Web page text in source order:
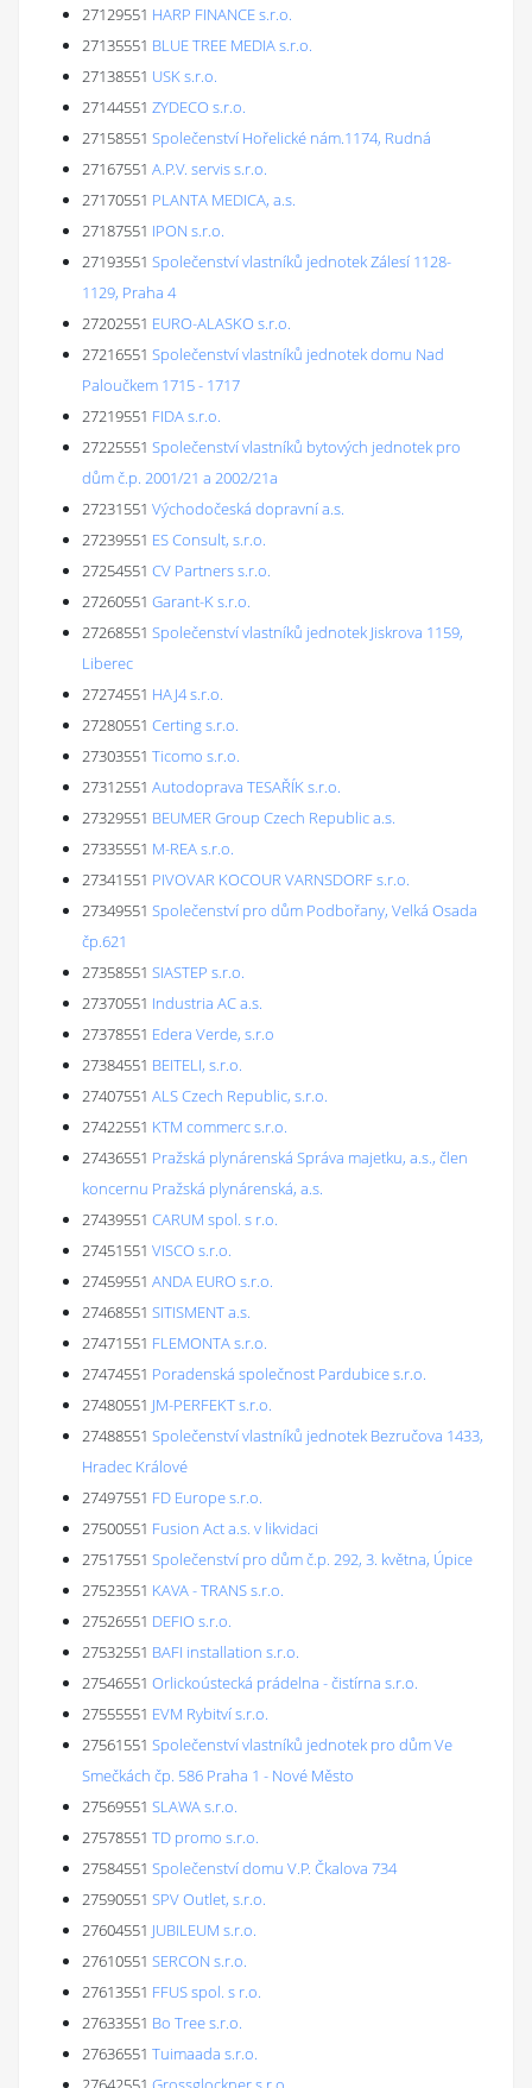
27129551 HARP FINANCE s.r.o.
27135551 BLUE TREE MEDIA s.r.o.
27138551 USK s.r.o.
27144551 ZYDECO s.r.o.
27158551 Společenství Hořelické nám.1174, Rudná
27167551 A.P.V. servis s.r.o.
27170551 PLANTA MEDICA, a.s.
27187551 IPON s.r.o.
27193551 Společenství vlastníků jednotek Zálesí 1128-
1129, Praha 4
27202551 EURO-ALASKO s.r.o.
27216551 Společenství vlastníků jednotek domu Nad
Paloučkem 1715 - 1717
27219551 FIDA s.r.o.
27225551 Společenství vlastníků bytových jednotek pro
dům č.p. 2001/21 a 2002/21a
27231551 Východočeská dopravní a.s.
27239551 ES Consult, s.r.o.
27254551 CV Partners s.r.o.
27260551 Garant-K s.r.o.
27268551 Společenství vlastníků jednotek Jiskrova 1159,
Liberec
27274551 HAJ4 s.r.o.
27280551 Certing s.r.o.
27303551 Ticomo s.r.o.
27312551 Autodoprava TESAŘÍK s.r.o.
27329551 BEUMER Group Czech Republic a.s.
27335551 M-REA s.r.o.
27341551 PIVOVAR KOCOUR VARNSDORF s.r.o.
27349551 Společenství pro dům Podbořany, Velká Osada
čp.621
27358551 SIASTEP s.r.o.
27370551 Industria AC a.s.
27378551 Edera Verde, s.r.o
27384551 BEITELI, s.r.o.
27407551 ALS Czech Republic, s.r.o.
27422551 KTM commerc s.r.o.
27436551 Pražská plynárenská Správa majetku, a.s., člen
koncernu Pražská plynárenská, a.s.
27439551 CARUM spol. s r.o.
27451551 VISCO s.r.o.
27459551 ANDA EURO s.r.o.
27468551 SITISMENT a.s.
27471551 FLEMONTA s.r.o.
27474551 Poradenská společnost Pardubice s.r.o.
27480551 JM-PERFEKT s.r.o.
27488551 Společenství vlastníků jednotek Bezručova 1433,
Hradec Králové
27497551 FD Europe s.r.o.
27500551 Fusion Act a.s. v likvidaci
27517551 Společenství pro dům č.p. 292, 3. května, Úpice
27523551 KAVA - TRANS s.r.o.
27526551 DEFIO s.r.o.
27532551 BAFI installation s.r.o.
27546551 Orlickoústecká prádelna - čistírna s.r.o.
27555551 EVM Rybitví s.r.o.
27561551 Společenství vlastníků jednotek pro dům Ve
Smečkách čp. 586 Praha 1 - Nové Město
27569551 SLAWA s.r.o.
27578551 TD promo s.r.o.
27584551 Společenství domu V.P. Čkalova 734
27590551 SPV Outlet, s.r.o.
27604551 JUBILEUM s.r.o.
27610551 SERCON s.r.o.
27613551 FFUS spol. s r.o.
27633551 Bo Tree s.r.o.
27636551 Tuimaada s.r.o.